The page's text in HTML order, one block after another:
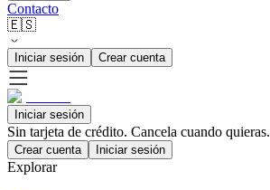
Contacto
🇪🇸
Iniciar sesión Crear cuenta
Iniciar sesión
Sin tarjeta de crédito. Cancela cuando quieras.
Crear cuenta Iniciar sesión
Explorar